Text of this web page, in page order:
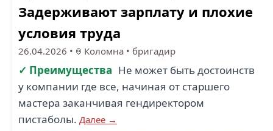
Задерживают зарплату и плохие
условия труда
26.04.2026 • Коломна • бригадир
✓ Преимущества Не может быть достоинств
у компании где все, начиная от старшего
мастера заканчивая гендиректором
пистаболы. Далее →